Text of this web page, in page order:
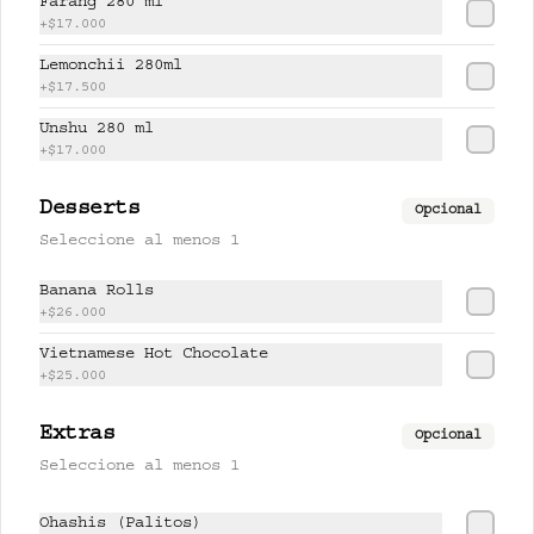
Conócenos
Cobertura de despacho
Términos y condiciones
Política de privacidad
Instagram
Mi cuenta
Farang 280 ml
+$17.000
Lemonchii 280ml
+$17.500
Unshu 280 ml
+$17.000
Desserts Opcional
Seleccione al menos 1
Banana Rolls
+$26.000
Vietnamese Hot Chocolate
+$25.000
Extras Opcional
Seleccione al menos 1
Ohashis (Palitos)